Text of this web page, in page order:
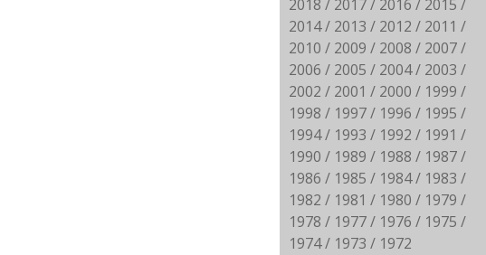
2018
2017 2016
2015
2014
2013 2012
2011
2010
2009 2008
2007
2006
2005 2004
2003
2002
2001 2000
1999
1998
1997 1996
1995
1994
1993 1992
1991
1990
1989 1988
1987
1986
1985 1984
1983
1982
1981 1980
1979
1978
1977 1976
1975
1974
1973 1972